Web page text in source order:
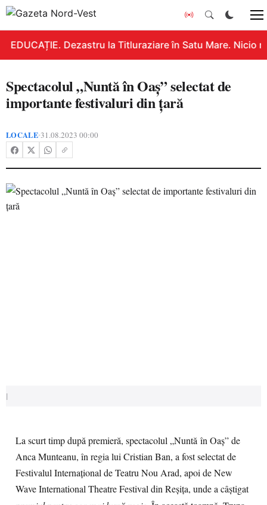
EDUCAȚIE. Dezastru la Titluraziare în Satu Mare. Nicio
Spectacolul „Nuntă în Oaș” selectat de
importante festivaluri din țară
LOCALE•31.08.2023 00:00
|
La scurt timp după premieră, spectacolul „Nuntă în Oaș” de
Anca Munteanu, în regia lui Cristian Ban, a fost selectat de
Festivalul Internaţional de Teatru Nou Arad, apoi deNew
Wave International Theatre Festival din Reșița, unde a câștigat